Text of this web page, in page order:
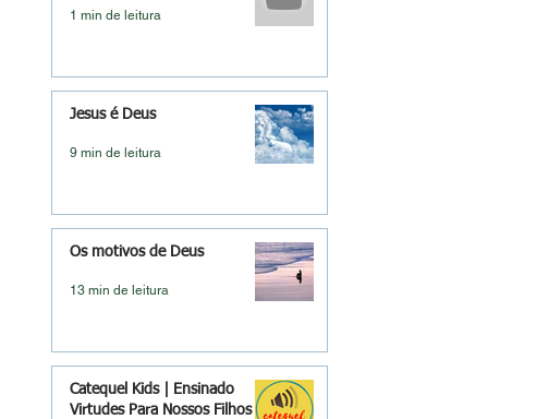
1 min de leitura
Jesus é Deus
9 min de leitura
Os motivos de Deus
13 min de leitura
Catequel Kids | Ensinado
Virtudes Para Nossos Filhos